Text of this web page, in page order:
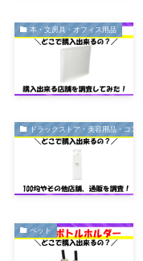
本・文房具・オフィス用品
ドラックストア・美容用品・コスメ
ペット